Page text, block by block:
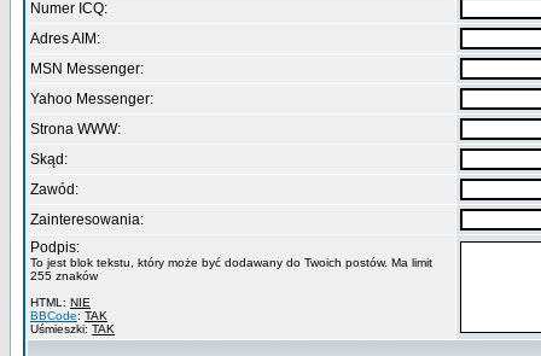
Numer ICQ:
Adres AIM:
MSN Messenger:
Yahoo Messenger:
Strona WWW:
Skąd:
Zawód:
Zainteresowania:
Podpis:
To jest blok tekstu, który może być dodawany do Twoich postów. Ma limit
255 znaków
HTML: NIE
BBCode: TAK
Uśmieszki: TAK